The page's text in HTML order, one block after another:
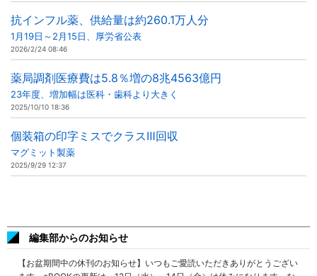
抗インフル薬、供給量は約260.1万人分
1月19日～2月15日、厚労省公表
2026/2/24 08:46
薬局調剤医療費は5.8％増の8兆4563億円
23年度、増加幅は医科・歯科より大きく
2025/10/10 18:36
個装箱の印字ミスでクラスⅢ回収
マグミット製薬
2025/9/29 12:37
編集部からのお知らせ
【お盆期間中の休刊のお知らせ】いつもご愛読いただきありがとうござい